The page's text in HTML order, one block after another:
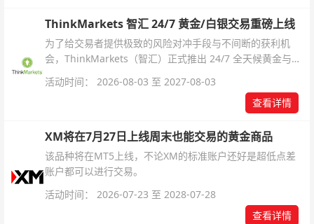
ThinkMarkets 智汇 24/7 黄金/白银交易重磅上线
为了给交易者提供极致的风险对冲手段与不间断的获利机
会，ThinkMarkets（智汇）正式推出 24/7 全天候黄金与白
杆配置、支持软件及交易细则。
活动时间： 2026-08-03 至 2027-08-03
查看详情
XM将在7月27日上线周末也能交易的黄金商品
该品种将在MT5上线，不论XM的标准账户还好是超低点差
账户都可以进行交易。
活动时间： 2026-07-23 至 2028-07-28
查看详情